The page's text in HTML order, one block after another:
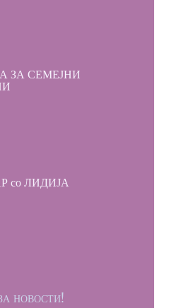
ЗА СЕМЕЈНИ
со ЛИДИЈА
новости!